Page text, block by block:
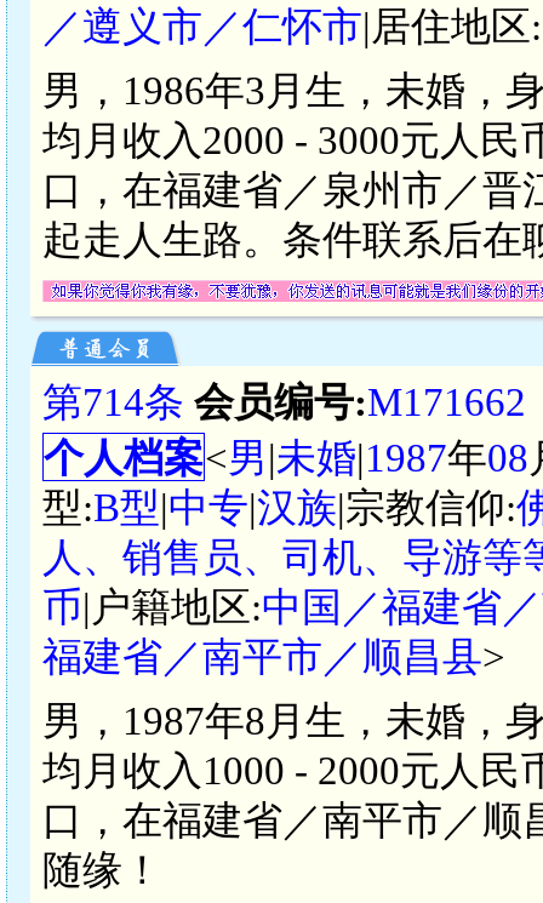
／遵义市／仁怀市|居住地区:
男，1986年3月生，未婚，
均月收入2000 - 3000元人
口，在福建省／泉州市／
起走人生路。条件联系后在
第714条 会员编号:M171662
个人档案<男|未婚|1987年08
型:B型|中专|汉族|宗教信仰:
人、销售员、司机、导游等
币|户籍地区:中国／福建省
福建省／南平市／顺昌县>
男，1987年8月生，未婚，
均月收入1000 - 2000元人
口，在福建省／南平市／
随缘！